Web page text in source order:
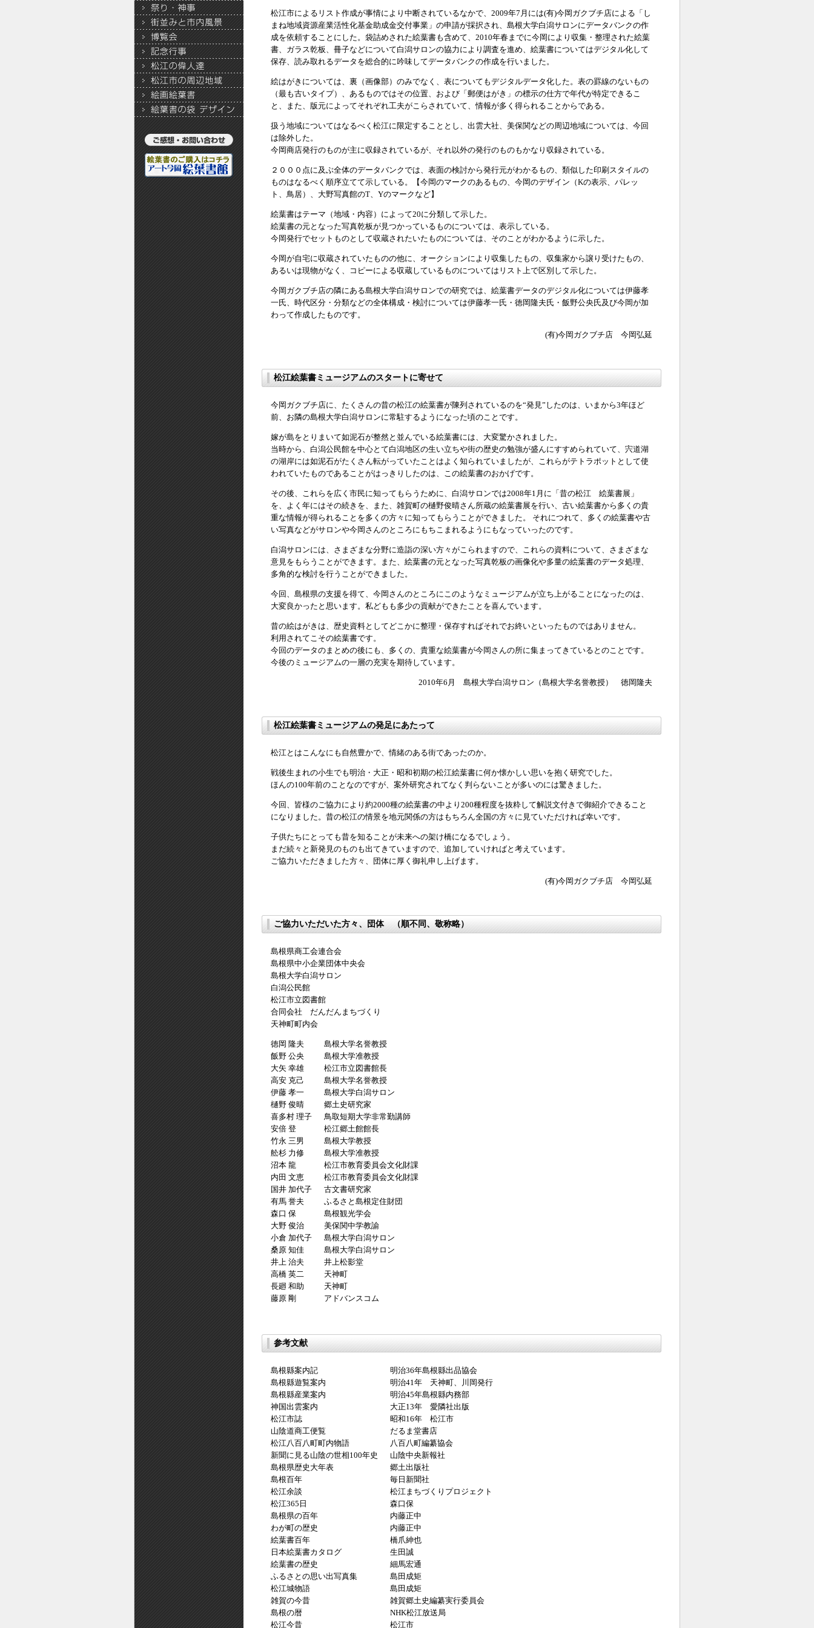
松江市によるリスト作成が事情により中断されているなかで、2009年7月には(有)今岡ガクブチ店による「し
まね地域資源産業活性化基金助成金交付事業」の申請が採択され、島根大学白潟サロンにデータバンクの作
成を依頼することにした。袋詰めされた絵葉書も含めて、2010年春までに今岡により収集・整理された絵葉
書、ガラス乾板、冊子などについて白潟サロンの協力により調査を進め、絵葉書についてはデジタル化して
保存、読み取れるデータを総合的に吟味してデータバンクの作成を行いました。
絵はがきについては、裏（画像部）のみでなく、表についてもデジタルデータ化した。表の罫線のないもの
（最も古いタイプ）、あるものではその位置、および「郵便はがき」の標示の仕方で年代が特定できるこ
と、また、版元によってそれぞれ工夫がこらされていて、情報が多く得られることからである。
扱う地域についてはなるべく松江に限定することとし、出雲大社、美保関などの周辺地域については、今回
は除外した。
今岡商店発行のものが主に収録されているが、それ以外の発行のものもかなり収録されている。
２０００点に及ぶ全体のデータバンクでは、表面の検討から発行元がわかるもの、類似した印刷スタイルの
ものはなるべく順序立てて示している。【今岡のマークのあるもの、今岡のデザイン（Kの表示、パレッ
ト、鳥居）、大野写真館のT、Yのマークなど】
絵葉書はテーマ（地域・内容）によって20に分類して示した。
絵葉書の元となった写真乾板が見つかっているものについては、表示している。
今岡発行でセットものとして収蔵されたいたものについては、そのことがわかるように示した。
今岡が自宅に収蔵されていたものの他に、オークションにより収集したもの、収集家から譲り受けたもの、
あるいは現物がなく、コピーによる収蔵しているものについてはリスト上で区別して示した。
今岡ガクブチ店の隣にある島根大学白潟サロンでの研究では、絵葉書データのデジタル化については伊藤孝
一氏、時代区分・分類などの全体構成・検討については伊藤孝一氏・徳岡隆夫氏・飯野公央氏及び今岡が加
わって作成したものです。
(有)今岡ガクブチ店 今岡弘延
松江絵葉書ミュージアムのスタートに寄せて
今岡ガクブチ店に、たくさんの昔の松江の絵葉書が陳列されているのを“発見”したのは、いまから3年ほど
前、お隣の島根大学白潟サロンに常駐するようになった頃のことです。
嫁が島をとりまいて如泥石が整然と並んでいる絵葉書には、大変驚かされました。
当時から、白潟公民館を中心とて白潟地区の生い立ちや街の歴史の勉強が盛んにすすめられていて、宍道湖
の湖岸には如泥石がたくさん転がっていたことはよく知られていましたが、これらがテトラポットとして使
われていたものであることがはっきりしたのは、この絵葉書のおかげです。
その後、これらを広く市民に知ってもらうために、白潟サロンでは2008年1月に「昔の松江 絵葉書展」
を、よく年にはその続きを、また、雑賀町の樋野俊晴さん所蔵の絵葉書展を行い、古い絵葉書から多くの貴
重な情報が得られることを多くの方々に知ってもらうことができました。 それにつれて、多くの絵葉書や古
い写真などがサロンや今岡さんのところにもちこまれるようにもなっていったのです。
白潟サロンには、さまざまな分野に造詣の深い方々がこられますので、これらの資料について、さまざまな
意見をもらうことができます。また、絵葉書の元となった写真乾板の画像化や多量の絵葉書のデータ処理、
多角的な検討を行うことができました。
今回、島根県の支援を得て、今岡さんのところにこのようなミュージアムが立ち上がることになったのは、
大変良かったと思います。私どもも多少の貢献ができたことを喜んでいます。
昔の絵はがきは、歴史資料としてどこかに整理・保存すればそれでお終いといったものではありません。
利用されてこその絵葉書です。
今回のデータのまとめの後にも、多くの、貴重な絵葉書が今岡さんの所に集まってきているとのことです。
今後のミュージアムの一層の充実を期待しています。
2010年6月 島根大学白潟サロン（島根大学名誉教授） 徳岡隆夫
松江絵葉書ミュージアムの発足にあたって
松江とはこんなにも自然豊かで、情緒のある街であったのか。
戦後生まれの小生でも明治・大正・昭和初期の松江絵葉書に何か懐かしい思いを抱く研究でした。
ほんの100年前のことなのですが、案外研究されてなく判らないことが多いのには驚きました。
今回、皆様のご協力により約2000種の絵葉書の中より200種程度を抜粋して解説文付きで御紹介できること
になりました。昔の松江の情景を地元関係の方はもちろん全国の方々に見ていただければ幸いです。
子供たちにとっても昔を知ることが未来への架け橋になるでしょう。
まだ続々と新発見のものも出てきていますので、追加していければと考えています。
ご協力いただきました方々、団体に厚く御礼申し上げます。
(有)今岡ガクブチ店 今岡弘延
ご協力いただいた方々、団体 （順不同、敬称略）
島根県商工会連合会
島根県中小企業団体中央会
島根大学白潟サロン
白潟公民館
松江市立図書館
合同会社 だんだんまちづくり
天神町町内会
徳岡 隆夫
島根大学名誉教授
飯野 公央
島根大学准教授
大矢 幸雄
松江市立図書館長
高安 克己
島根大学名誉教授
伊藤 孝一
島根大学白潟サロン
樋野 俊晴
郷土史研究家
喜多村 理子
鳥取短期大学非常勤講師
安倍 登
松江郷土館館長
竹永 三男
島根大学教授
舩杉 力修
島根大学准教授
沼本 龍
松江市教育委員会文化財課
内田 文恵
松江市教育委員会文化財課
国井 加代子
古文書研究家
有馬 誉夫
ふるさと島根定住財団
森口 保
島根観光学会
大野 俊治
美保関中学教諭
小倉 加代子
島根大学白潟サロン
桑原 知佳
島根大学白潟サロン
井上 治夫
井上松影堂
高橋 英二
天神町
長廻 和助
天神町
藤原 剛
アドバンスコム
参考文献
島根縣案内記
明治36年島根縣出品協会
島根縣遊覧案内
明治41年 天神町、川岡発行
島根縣産業案内
明治45年島根縣内務部
神国出雲案内
大正13年 愛隣社出版
松江市誌
昭和16年 松江市
山陰道商工便覧
だるま堂書店
松江八百八町町内物語
八百八町編纂協会
新聞に見る山陰の世相100年史
山陰中央新報社
島根県歴史大年表
郷土出版社
島根百年
毎日新聞社
松江余談
松江まちづくりプロジェクト
松江365日
森口保
島根県の百年
内藤正中
わが町の歴史
内藤正中
絵葉書百年
橋爪紳也
日本絵葉書カタログ
生田誠
絵葉書の歴史
細馬宏通
ふるさとの思い出写真集
島田成矩
松江城物語
島田成矩
雑賀の今昔
雑賀郷土史編纂実行委員会
島根の暦
NHK松江放送局
松江今昔
松江市